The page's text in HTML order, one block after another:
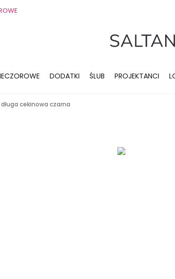
DODATKI ŚLUB PROJEKTANCI
cekinowa czarna